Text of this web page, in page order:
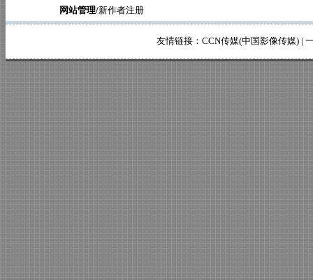
网站管理/新作者注册
友情链接： CCN传媒(中国影像传媒) |